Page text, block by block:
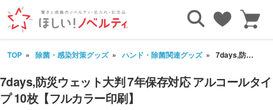
TOP 除菌・感染対策グッズ ハンド・除菌関連グッズ 7days,防災ウェット大判 7年保存対応 アルコールタイプ 10枚【フルカラー印刷】
7days,防災ウェット大判 7年保存対応 アルコールタイ
プ 10枚【フルカラー印刷】